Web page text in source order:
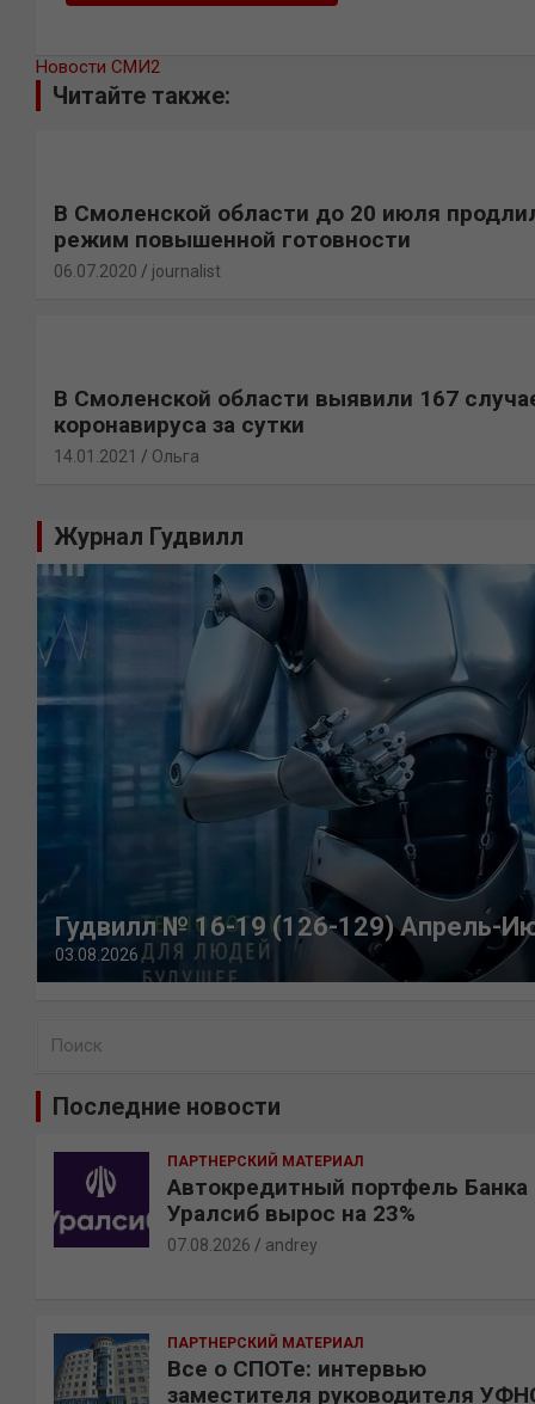
Новости СМИ2
Читайте также:
В Смоленской области до 20 июля
режим повышенной готовности
06.07.2020 journalist
В Смоленской области выявили 167
коронавируса за сутки
14.01.2021 Ольга
Журнал Гудвилл
Гудвилл № 16-19 (126-129) Апрель-
03.08.2026
Последние новости
ПАРТНЕРСКИЙ МАТЕРИАЛ
Автокредитный портфель Банка
Уралсиб вырос на 23%
07.08.2026 andrey
ПАРТНЕРСКИЙ МАТЕРИАЛ
Все о СПОТе: интервью
заместителя руководителя